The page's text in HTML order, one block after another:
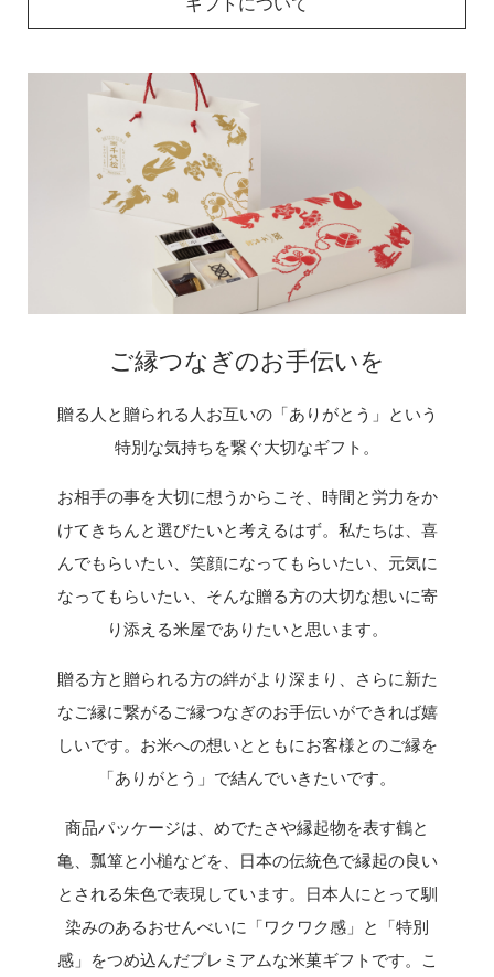
ギフトについて
ご縁つなぎのお手伝いを
贈る人と贈られる人お互いの「ありがとう」という
特別な気持ちを繋ぐ大切なギフト。
お相手の事を大切に想うからこそ、時間と労力をか
けてきちんと選びたいと考えるはず。私たちは、喜
んでもらいたい、笑顔になってもらいたい、元気に
なってもらいたい、そんな贈る方の大切な想いに寄
り添える米屋でありたいと思います。
贈る方と贈られる方の絆がより深まり、さらに新た
なご縁に繋がるご縁つなぎのお手伝いができれば嬉
しいです。お米への想いとともにお客様とのご縁を
「ありがとう」で結んでいきたいです。
商品パッケージは、めでたさや縁起物を表す鶴と
亀、瓢箪と小槌などを、日本の伝統色で縁起の良い
とされる朱色で表現しています。日本人にとって馴
染みのあるおせんべいに「ワクワク感」と「特別
感」をつめ込んだプレミアムな米菓ギフトです。こ